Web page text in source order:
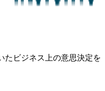
たビジネス上の意思決定を